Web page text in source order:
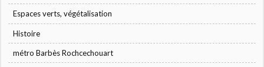
Espaces verts, végétalisation
Histoire
métro Barbès Rochcechouart